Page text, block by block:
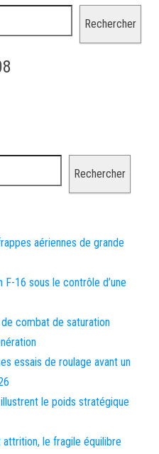
Rechercher
Rechercher
aériennes de grande
F-16 sous le contrôle d’une
combat de saturation
essais de roulage avant un
le poids stratégique
le fragile équilibre